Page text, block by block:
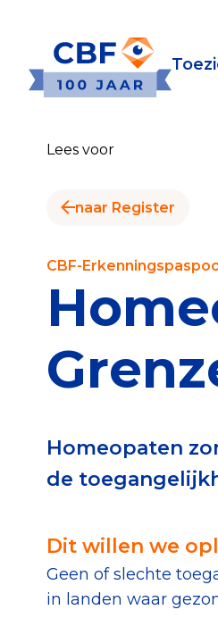
Lees voor
naar Register
CBF-
Homeopaten
de
Dit willen we
Geen of slechte
in landen waar